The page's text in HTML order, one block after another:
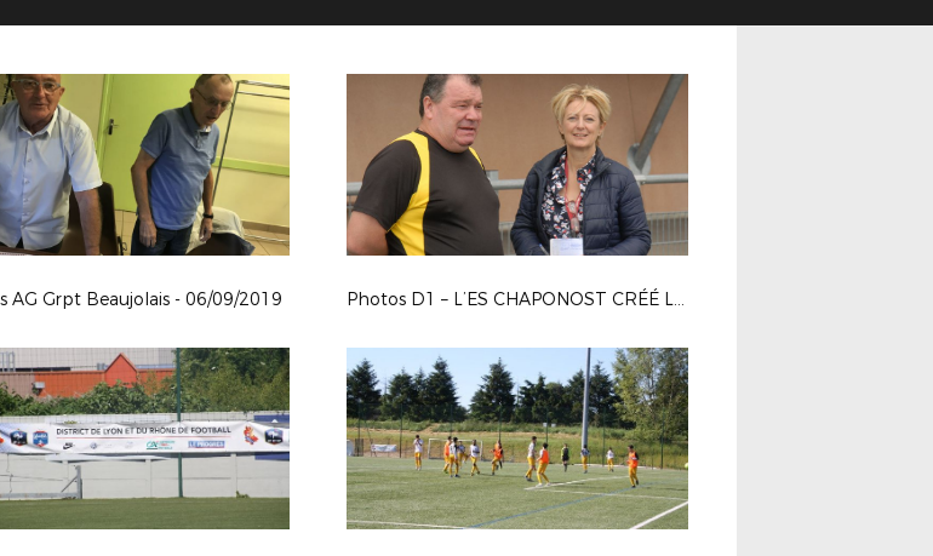
AG Grpt Beaujolais - 06/09/2019 Photos D1 – L’ES CHAPONOST CRÉÉ LA SENSATION, L’AS CRAPONNE SURPRISE